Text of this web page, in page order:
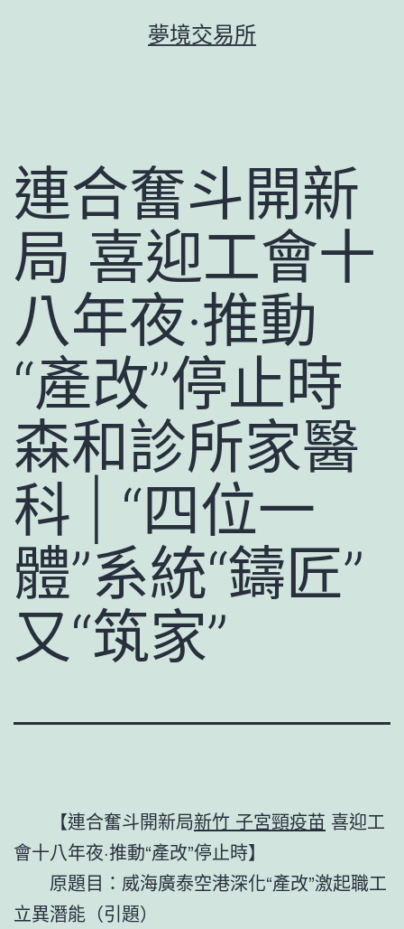
夢境交易所
連合奮斗開新
局 喜迎工會十
八年夜·推動
“產改”停止時
森和診所家醫
科 | “四位一
體”系統“鑄匠”
又“筑家”
【連合奮斗開新局新竹 子宮頸疫苗 喜迎工
會十八年夜·推動“產改”停止時】
原題目：威海廣泰空港深化“產改”激起職工
立異潛能（引題）